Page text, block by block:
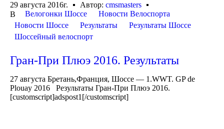
29 августа 2016г.
Автор: cmsmasters
В
Велогонки Шоссе
Новости Велоспорта
Новости Шоссе
Результаты
Результаты Шоссе
Шоссейный велоспорт
Гран-При Плюэ 2016. Результаты
27 августа Бретань,Франция, Шоссе — 1.WWT. GP de
Plouay 2016 Результаты Гран-При Плюэ 2016.
[customscript]adspost1[/customscript]